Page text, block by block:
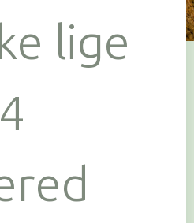
lige